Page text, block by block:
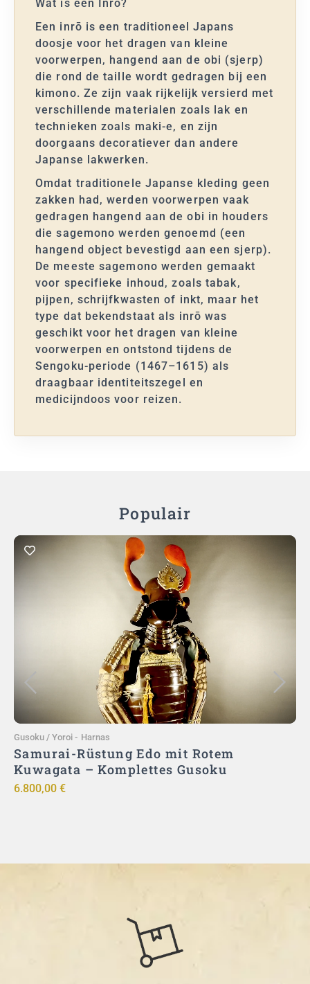
Wat is een Inrō?
Een inrō is een traditioneel Japans
doosje voor het dragen van kleine
voorwerpen, hangend aan de obi (sjerp)
die rond de taille wordt gedragen bij een
kimono. Ze zijn vaak rijkelijk versierd met
verschillende materialen zoals lak en
technieken zoals maki-e, en zijn
doorgaans decoratiever dan andere
Japanse lakwerken.
Omdat traditionele Japanse kleding geen
zakken had, werden voorwerpen vaak
gedragen hangend aan de obi in houders
die sagemono werden genoemd (een
hangend object bevestigd aan een sjerp).
De meeste sagemono werden gemaakt
voor specifieke inhoud, zoals tabak,
pijpen, schrijfkwasten of inkt, maar het
type dat bekendstaat als inrō was
geschikt voor het dragen van kleine
voorwerpen en ontstond tijdens de
Sengoku-periode (1467–1615) als
draagbaar identiteitszegel en
medicijndoos voor reizen.
Populair
Toevoegen aan winkelwagen
Gusoku / Yoroi - Harnas
Samurai-Rüstung Edo mit Rotem
Kuwagata – Komplettes Gusoku
6.800,00 €